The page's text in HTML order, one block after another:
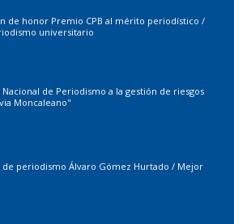
de honor Premio CPB al mérito periodístico /
universitario
Nacional de Periodismo a la gestión de riesgos
Moncaleano"
de periodismo Álvaro Gómez Hurtado / Mejor